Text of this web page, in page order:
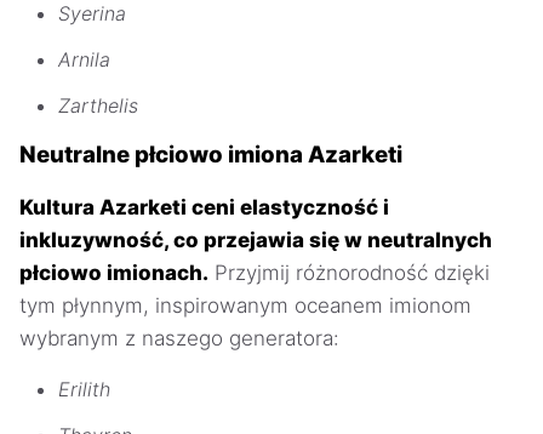
Syerina
Arnila
Zarthelis
Neutralne płciowo imiona Azarketi
Kultura Azarketi ceni elastyczność i
inkluzywność, co przejawia się w neutralnych
płciowo imionach. Przyjmij różnorodność dzięki
tym płynnym, inspirowanym oceanem imionom
wybranym z naszego generatora:
Erilith